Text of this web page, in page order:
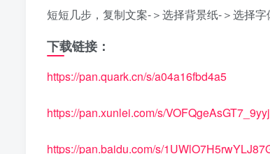
短短几步，复制文案-＞选择背景纸-＞选择
下载链接：
https://pan.quark.cn/s/a04a16fbd4a5
https://pan.xunlei.com/s/
https://pan.baidu.com/s/